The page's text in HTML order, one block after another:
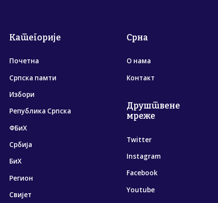
Категорије
Почетна
Српска памти
Избори
Република Српска
ФБиХ
Србија
БиХ
Регион
Свијет
Срна
О нама
Контакт
Друштвене
мреже
Twitter
Instagram
Facebook
Youtube